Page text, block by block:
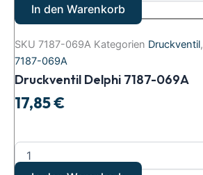
In den Warenkorb
SKU 7187-069A Kategorien Druckventil,
7187-069A
Druckventil Delphi 7187-069A
17,85€